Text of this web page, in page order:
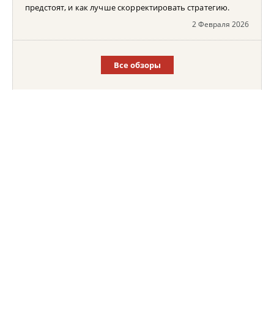
предстоят, и как лучше скорректировать стратегию.
2 Февраля 2026
Все обзоры